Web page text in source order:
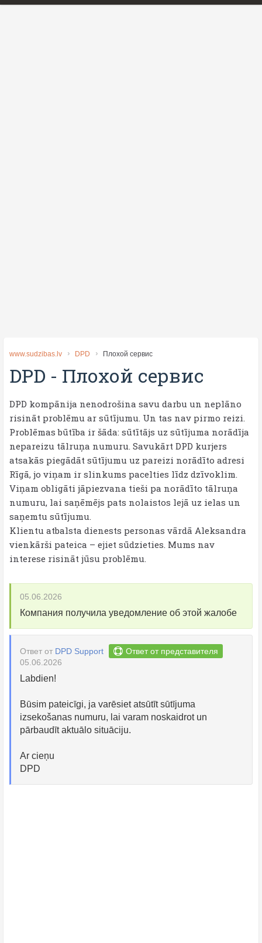
www.sudzibas.lv DPD Плохой сервис
DPD - Плохой сервис
DPD kompānija nenodrošina savu darbu un neplāno
risināt problēmu ar sūtījumu. Un tas nav pirmo reizi.
Problēmas būtība ir šāda: sūtītājs uz sūtījuma norādīja
nepareizu tālruņa numuru. Savukārt DPD kurjers
atsakās piegādāt sūtījumu uz pareizi norādīto adresi
Rīgā, jo viņam ir slinkums pacelties līdz dzīvoklim.
Viņam obligāti jāpiezvana tieši pa norādīto tālruņa
numuru, lai saņēmējs pats nolaistos lejā uz ielas un
saņemtu sūtījumu.
Klientu atbalsta dienests personas vārdā Aleksandra
vienkārši pateica – ejiet sūdzieties. Mums nav
interese risināt jūsu problēmu.
05.06.2026
Компания получила уведомление об этой жалобе
Ответ от DPD Support
Ответ от представителя
05.06.2026
Labdien!
Būsim pateicīgi, ja varēsiet atsūtīt sūtījuma
izsekošanas numuru, lai varam noskaidrot un
pārbaudīt aktuālo situāciju.
Ar cieņu
DPD